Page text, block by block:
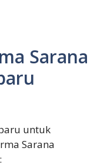
Sarana
untuk
Sarana